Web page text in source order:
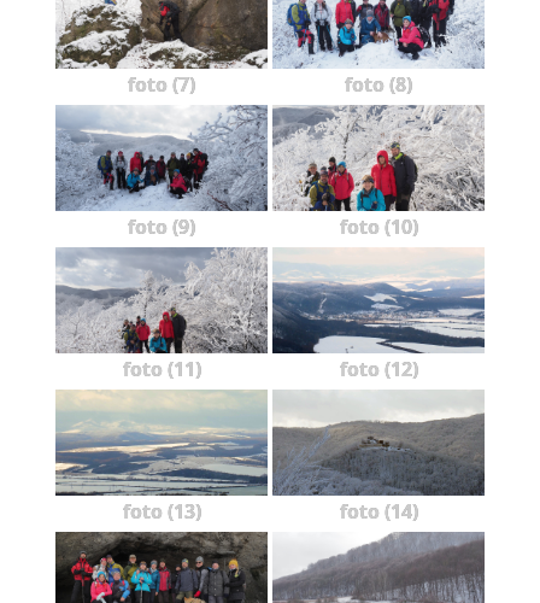
foto (7) foto (8)
foto (9) foto (10)
foto (11) foto (12)
foto (13) foto (14)